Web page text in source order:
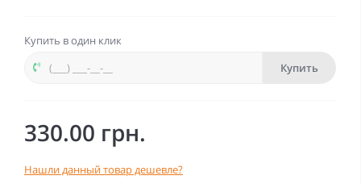
Купить в один клик
Купить
330.00 грн.
Нашли данный товар дешевле?